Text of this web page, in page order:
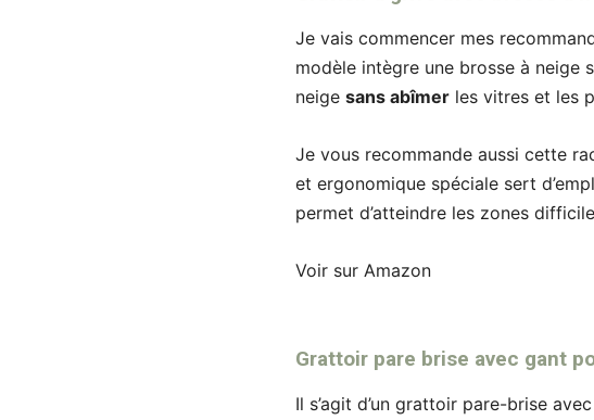
Je vais commencer mes
modèle intègre une brosse à neige
neige sans abîmer les vitres et les
Je vous recommande aussi cette
et ergonomique spéciale sert
permet d’atteindre les zones
Voir sur Amazon
Grattoir pare brise avec gant
Il s’agit d’un grattoir pare-brise